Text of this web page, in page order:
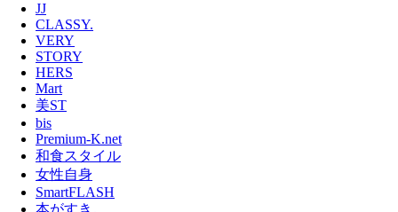
JJ
CLASSY.
VERY
STORY
HERS
Mart
美ST
bis
Premium-K.net
和食スタイル
女性自身
SmartFLASH
本がすき。